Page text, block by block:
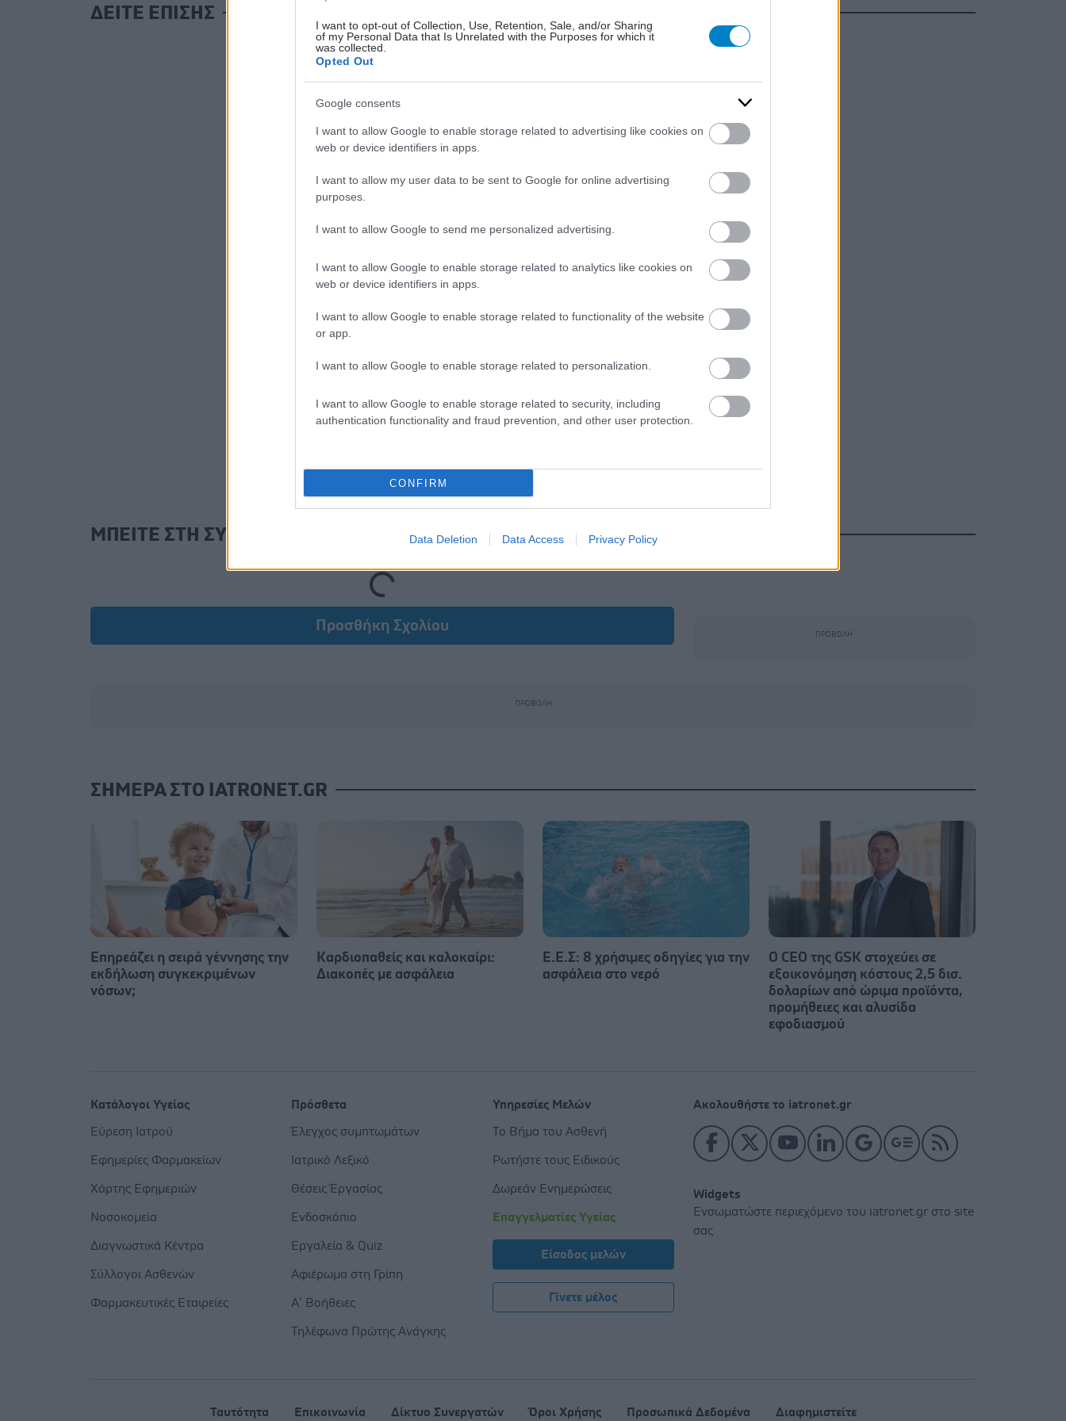
I want to opt-out of Collection, Use, Retention, Sale, and/or Sharing
of my Personal Data that Is Unrelated with the Purposes for which it
was collected.
Opted Out
Google consents
I want to allow Google to enable storage related to advertising like cookies on
web or device identifiers in apps.
I want to allow my user data to be sent to Google for online advertising
purposes.
I want to allow Google to send me personalized advertising.
I want to allow Google to enable storage related to analytics like cookies on
web or device identifiers in apps.
I want to allow Google to enable storage related to functionality of the website
or app.
I want to allow Google to enable storage related to personalization.
I want to allow Google to enable storage related to security, including
authentication functionality and fraud prevention, and other user protection.
CONFIRM
Data Deletion Data Access Privacy Policy
ΔΕΙΤΕ ΕΠΙΣΗΣ
ΜΠΕΙΤΕ ΣΤΗ ΣΥΖΗΤΗΣΗ
Loading...
Προσθήκη Σχολίου
ΣΗΜΕΡΑ ΣΤΟ IATRONET.GR
Επηρεάζει η σειρά γέννησης την
εκδήλωση συγκεκριμένων
νόσων;
Καρδιοπαθείς και καλοκαίρι:
Διακοπές με ασφάλεια
Ε.E.Σ: 8 χρήσιμες οδηγίες για την
ασφάλεια στο νερό
Ο CEO της GSK στοχεύει σε
εξοικονόμηση κόστους 2,5 δισ.
δολαρίων από ώριμα προϊόντα,
προμήθειες και αλυσίδα
εφοδιασμού
Ακολουθήστε το iatronet.gr
Widgets
Ενσωματώστε περιεχόμενο του iatronet.gr στο site
σας
Κατάλογοι Υγείας
Εύρεση Ιατρού
Εφημερίες Φαρμακείων
Χάρτης Εφημεριών
Νοσοκομεία
Διαγνωστικά Κέντρα
Σύλλογοι Ασθενών
Φαρμακευτικές Εταιρείες
Πρόσθετα
Έλεγχος συμπτωμάτων
Ιατρικό Λεξικό
Θέσεις Έργασίας
Ενδοσκόπιο
Εργαλεία & Quiz
Αφιέρωμα στη Γρίπη
Α’ Βοήθειες
Τηλέφωνα Πρώτης Ανάγκης
Υπηρεσίες Μελών
Το Βήμα του Ασθενή
Ρωτήστε τους Ειδικούς
Δωρεάν Ενημερώσεις
Επαγγελματίες Υγείας
Είσοδος μελών
Γίνετε μέλος
Ταυτότητα Επικοινωνία Δίκτυο Συνεργατών Όροι Χρήσης Προσωπικά Δεδομένα Διαφημιστείτε